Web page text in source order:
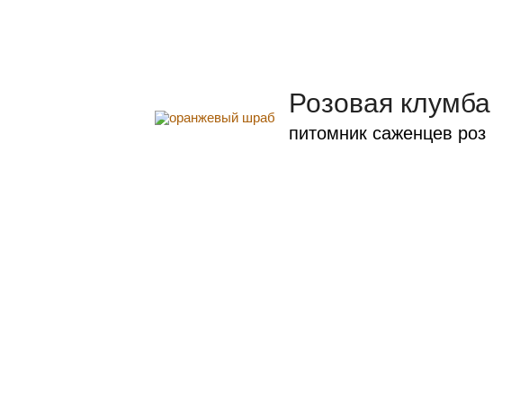
Розовая клумба
питомник саженцев роз